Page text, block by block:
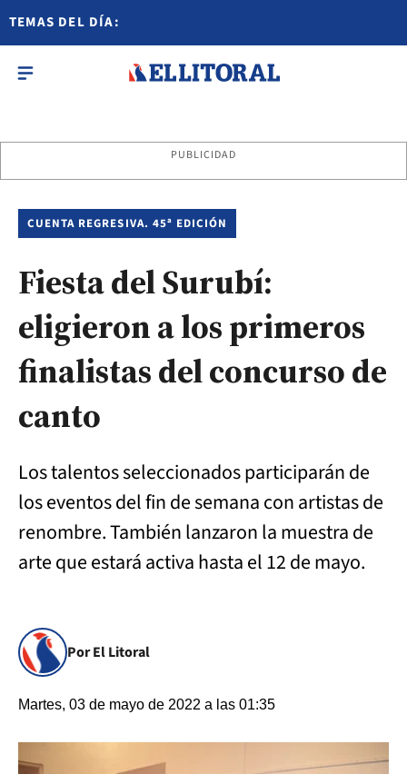
TEMAS DEL DÍA:
PUBLICIDAD
CUENTA REGRESIVA. 45ª EDICIÓN
Fiesta del Surubí:
eligieron a los primeros
finalistas del concurso de
canto
Los talentos seleccionados participarán de
los eventos del fin de semana con artistas de
renombre. También lanzaron la muestra de
arte que estará activa hasta el 12 de mayo.
Por El Litoral
Martes, 03 de mayo de 2022 a las 01:35